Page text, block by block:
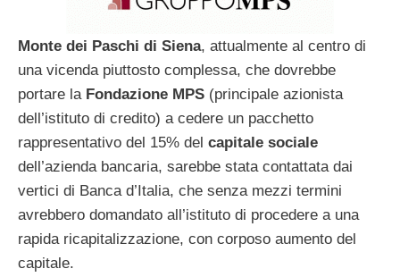
Monte dei Paschi di Siena, attualmente al centro di
una vicenda piuttosto complessa, che dovrebbe
portare la Fondazione MPS (principale azionista
dell’istituto di credito) a cedere un pacchetto
rappresentativo del 15% del capitale sociale
dell’azienda bancaria, sarebbe stata contattata dai
vertici di Banca d’Italia, che senza mezzi termini
avrebbero domandato all’istituto di procedere a una
rapida ricapitalizzazione, con corposo aumento del
capitale.